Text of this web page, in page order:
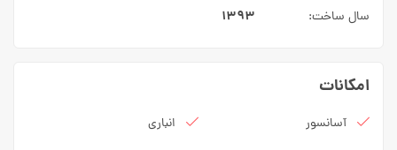
سال ساخت: ۱۳۹۳
امکانات
آسانسور
انباری